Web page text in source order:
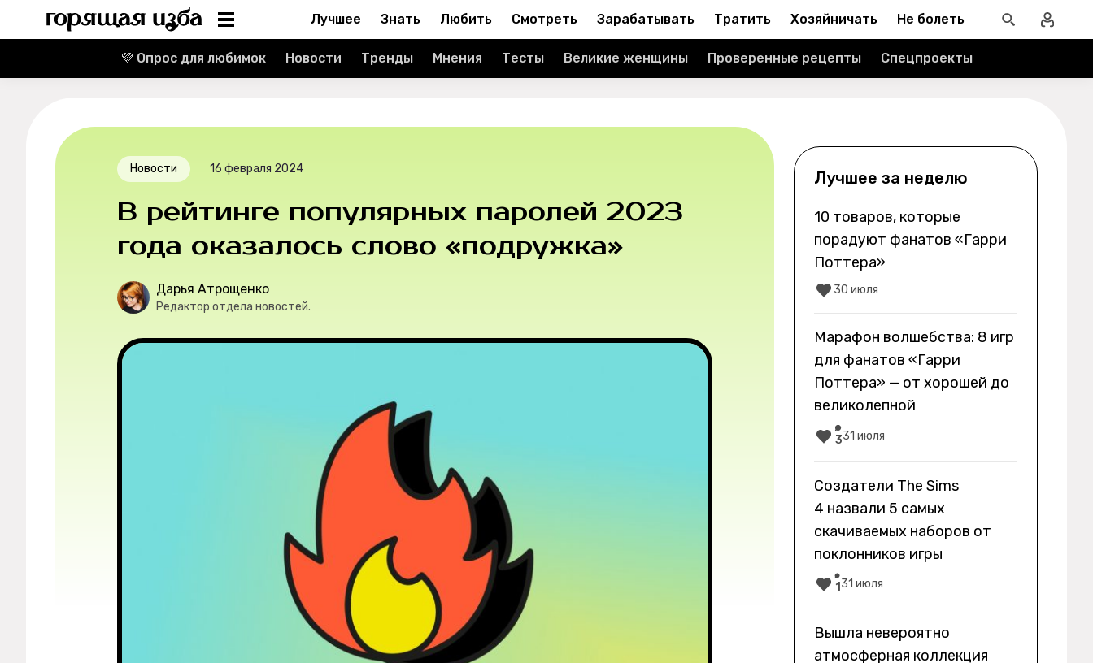
Реклама
Лучшее Знать Любить Смотреть Зарабатывать Тратить Хозяйничать Не болеть
💜 Опрос для любимок Новости Тренды Мнения Тесты Великие женщины Проверенные рецепты Спецпроекты
Новости 16 февраля 2024
В рейтинге популярных паролей 2023
года оказалось слово «подружка»
Дарья Атрощенко
Редактор отдела новостей.
Лучшее за неделю
10 товаров, которые
порадуют фанатов «Гарри
Поттера»
30 июля
Марафон волшебства: 8 игр
для фанатов «Гарри
Поттера» — от хорошей до
великолепной
331 июля
Создатели The Sims
4 назвали 5 самых
скачиваемых наборов от
поклонников игры
1 31 июля
Вышла невероятно
атмосферная коллекция